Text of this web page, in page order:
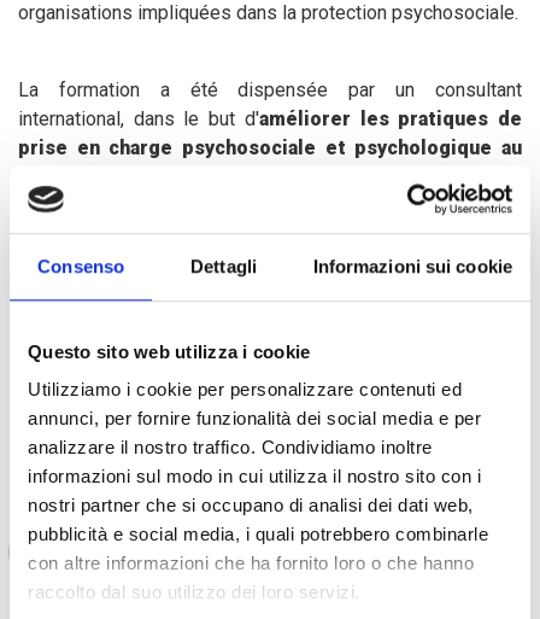
Consenso Dettagli Informazioni sui cookie
Questo sito web utilizza i cookie
Utilizziamo i cookie per personalizzare contenuti ed
annunci, per fornire funzionalità dei social media e per
analizzare il nostro traffico. Condividiamo inoltre
informazioni sul modo in cui utilizza il nostro sito con i
nostri partner che si occupano di analisi dei dati web,
pubblicità e social media, i quali potrebbero combinarle
con altre informazioni che ha fornito loro o che hanno
raccolto dal suo utilizzo dei loro servizi.
organisations impliquées dans la protection psychosociale.
La formation a été dispensée par un consultant
international, dans le but d'améliorer les pratiques de
prise en charge psychosociale et psychologique au
pour les jeunes élèves ayant vécu des événements
traumatisants qui leur ont causé des difficultés
d'apprentissage
Le délégué provincial de l'éducation nationale et de la
Service d'aide humanitaire de l'Union européenne (ECHO) :
Cette formation permettra d'apporter une
réponse appropriée aux enfants et adolescents
en difficulté, ce qui améliorera grandement
leur apprentissage. »